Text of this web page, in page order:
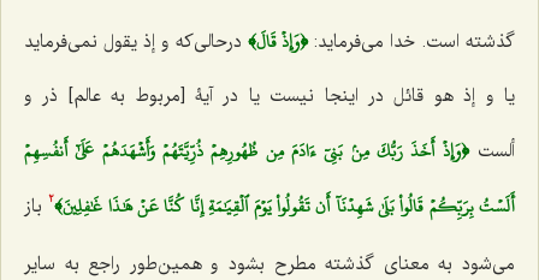
گذشته است. خدا می‌فرماید:﴿وَإِذۡ قَالَ﴾ درحالی‌که و إذ یقولنمی‌فرماید
یا و إذ هو قائلدر اینجا نیست یا در آیۀ [مربوط به عالم] ذر و
ألست﴿وَإِذۡ أَخَذَ رَبُّكَ مِنۢ بَنِيٓ ءَادَمَ مِن ظُهُورِهِمۡ ذُرِّيَّتَهُمۡ وَأَشۡهَدَهُمۡ عَلَىٰٓ أَنفُسِهِمۡ
أَلَسۡتُ بِرَبِّكُمۡ قَالُواْ بَلَىٰ شَهِدۡنَآ أَن تَقُولُواْ يَوۡمَ ٱلۡقِيَٰمَةِ إِنَّا كُنَّا عَنۡ هَٰذَا غَٰفِلِينَ﴾2
باز
می‌شود به معنای گذشته مطرح بشود و همین‌طور راجع به سایر